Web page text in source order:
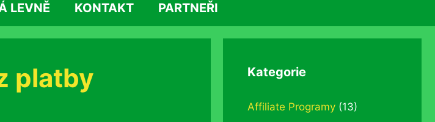
LEVNĚ KONTAKT PARTNEŘI
platby Kategorie
Affiliate Programy (13)